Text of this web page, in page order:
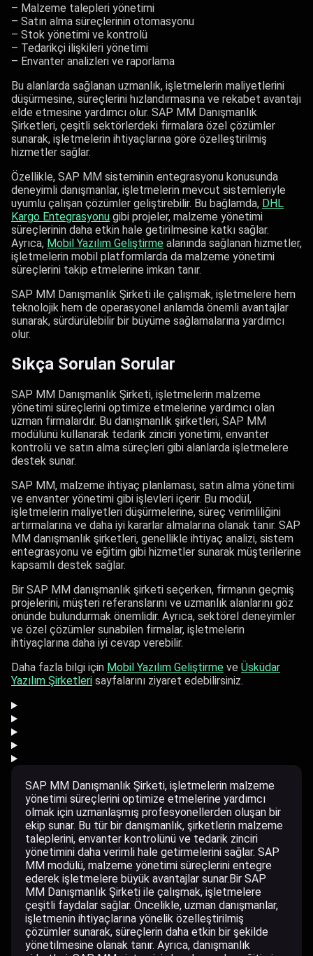
– Malzeme talepleri yönetimi
– Satın alma süreçlerinin otomasyonu
– Stok yönetimi ve kontrolü
– Tedarikçi ilişkileri yönetimi
– Envanter analizleri ve raporlama
Bu alanlarda sağlanan uzmanlık, işletmelerin maliyetlerini
düşürmesine, süreçlerini hızlandırmasına ve rekabet avantajı
elde etmesine yardımcı olur. SAP MM Danışmanlık
Şirketleri, çeşitli sektörlerdeki firmalara özel çözümler
sunarak, işletmelerin ihtiyaçlarına göre özelleştirilmiş
hizmetler sağlar.
Özellikle, SAP MM sisteminin entegrasyonu konusunda
deneyimli danışmanlar, işletmelerin mevcut sistemleriyle
uyumlu çalışan çözümler geliştirebilir. Bu bağlamda, DHL
Kargo Entegrasyonu gibi projeler, malzeme yönetimi
süreçlerinin daha etkin hale getirilmesine katkı sağlar.
Ayrıca, Mobil Yazılım Geliştirme alanında sağlanan hizmetler,
işletmelerin mobil platformlarda da malzeme yönetimi
süreçlerini takip etmelerine imkan tanır.
SAP MM Danışmanlık Şirketi ile çalışmak, işletmelere hem
teknolojik hem de operasyonel anlamda önemli avantajlar
sunarak, sürdürülebilir bir büyüme sağlamalarına yardımcı
olur.
Sıkça Sorulan Sorular
SAP MM Danışmanlık Şirketi, işletmelerin malzeme
yönetimi süreçlerini optimize etmelerine yardımcı olan
uzman firmalardır. Bu danışmanlık şirketleri, SAP MM
modülünü kullanarak tedarik zinciri yönetimi, envanter
kontrolü ve satın alma süreçleri gibi alanlarda işletmelere
destek sunar.
SAP MM, malzeme ihtiyaç planlaması, satın alma yönetimi
ve envanter yönetimi gibi işlevleri içerir. Bu modül,
işletmelerin maliyetleri düşürmelerine, süreç verimliliğini
artırmalarına ve daha iyi kararlar almalarına olanak tanır. SAP
MM danışmanlık şirketleri, genellikle ihtiyaç analizi, sistem
entegrasyonu ve eğitim gibi hizmetler sunarak müşterilerine
kapsamlı destek sağlar.
Bir SAP MM danışmanlık şirketi seçerken, firmanın geçmiş
projelerini, müşteri referanslarını ve uzmanlık alanlarını göz
önünde bulundurmak önemlidir. Ayrıca, sektörel deneyimler
ve özel çözümler sunabilen firmalar, işletmelerin
ihtiyaçlarına daha iyi cevap verebilir.
Daha fazla bilgi için Mobil Yazılım Geliştirme ve Üsküdar
Yazılım Şirketleri sayfalarını ziyaret edebilirsiniz.
SAP MM Danışmanlık Şirketi, işletmelerin malzeme
yönetimi süreçlerini optimize etmelerine yardımcı
olmak için uzmanlaşmış profesyonellerden oluşan bir
ekip sunar. Bu tür bir danışmanlık, şirketlerin malzeme
taleplerini, envanter kontrolünü ve tedarik zinciri
yönetimini daha verimli hale getirmelerini sağlar. SAP
MM modülü, malzeme yönetimi süreçlerini entegre
ederek işletmelere büyük avantajlar sunar.Bir SAP
MM Danışmanlık Şirketi ile çalışmak, işletmelere
çeşitli faydalar sağlar. Öncelikle, uzman danışmanlar,
işletmenin ihtiyaçlarına yönelik özelleştirilmiş
çözümler sunarak, süreçlerin daha etkin bir şekilde
yönetilmesine olanak tanır. Ayrıca, danışmanlık